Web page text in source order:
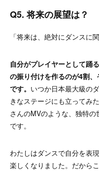
Q5. 将来の展望は？
「将来は、絶対にダンスに
自分がプレイヤーとして踊
の振り付けを作るのが4割
です。 いつか日本最大級の
きなステージにも立ってみ
さんのMVのような、独特
です。
わたしはダンスで自分を表
楽しくなりました。だから